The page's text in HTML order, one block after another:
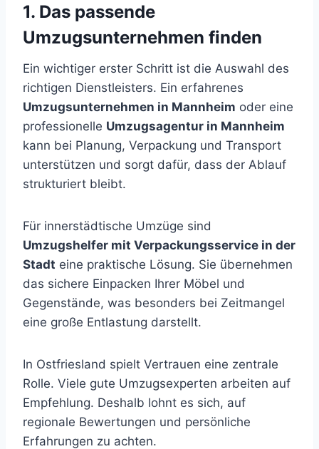
1. Das passende
Umzugsunternehmen finden
Ein wichtiger erster Schritt ist die Auswahl des
richtigen Dienstleisters. Ein erfahrenes
Umzugsunternehmen in Mannheim oder eine
professionelle Umzugsagentur in Mannheim
kann bei Planung, Verpackung und Transport
unterstützen und sorgt dafür, dass der Ablauf
strukturiert bleibt.
Für innerstädtische Umzüge sind
Umzugshelfer mit Verpackungsservice in der
Stadt eine praktische Lösung. Sie übernehmen
das sichere Einpacken Ihrer Möbel und
Gegenstände, was besonders bei Zeitmangel
eine große Entlastung darstellt.
In Ostfriesland spielt Vertrauen eine zentrale
Rolle. Viele gute Umzugsexperten arbeiten auf
Empfehlung. Deshalb lohnt es sich, auf
regionale Bewertungen und persönliche
Erfahrungen zu achten.